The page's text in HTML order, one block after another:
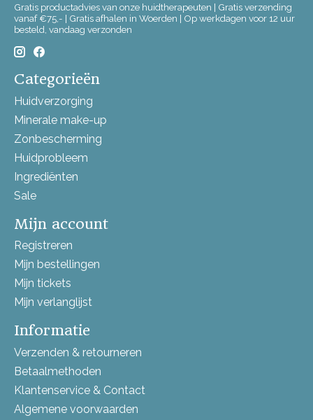
Gratis productadvies van onze huidtherapeuten | Gratis verzending
vanaf €75,- | Gratis afhalen in Woerden | Op werkdagen voor 12 uur
besteld, vandaag verzonden
Categorieën
Huidverzorging
Minerale make-up
Zonbescherming
Huidprobleem
Ingrediënten
Sale
Mijn account
Registreren
Mijn bestellingen
Mijn tickets
Mijn verlanglijst
Informatie
Verzenden & retourneren
Betaalmethoden
Klantenservice & Contact
Algemene voorwaarden